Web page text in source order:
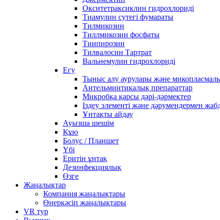
Окситетраксиклин гидрохлориді
Тиамулин сутегі фумараты
Тилмикозин
Тиллмикозин фосфаты
Тиипирозин
Тилвалосин Тартрат
Вальнемулин гидрохлориді
Егу
Тыныс алу аурулары және
Антельминтикалық препараттар
Микробқа қарсы дәрі-дәрмектер
Іздеу элементі және дәрумендермен
Ұнтақты айдау
Ауызша шешім
Құю
Болус / Планшет
Үбі
Еритін ұнтақ
Дезинфекциялық
Өзге
Жаңалықтар
Компания жаңалықтары
Өнеркәсіп жаңалықтары
VR тур